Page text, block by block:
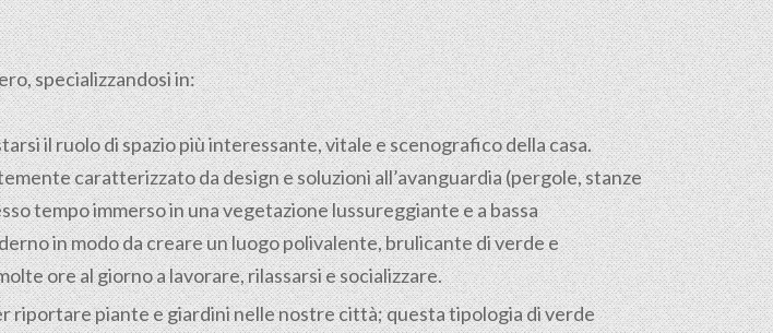
specializzandosi in:
il ruolo di spazio più interessante, vitale e scenografico della casa.
caratterizzato da design e soluzioni all’avanguardia (pergole, stanze
tempo immerso in una vegetazione lussureggiante e a bassa
in modo da creare un luogo polivalente, brulicante di verde e
ore al giorno a lavorare, rilassarsi e socializzare.
riportare piante e giardini nelle nostre città; questa tipologia di verde